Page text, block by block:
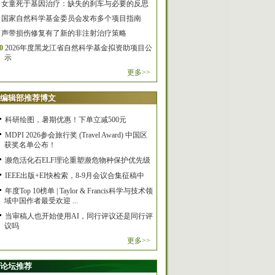
女童死于基因治疗：缺失的刹车与必要的反思
国家自然科学基金委员会发布多个项目指南
声带损伤修复有了新的非注射治疗策略
2026年度黑龙江省自然科学基金拟资助项目公
示
更多>>
编辑部推荐博文
科研绘图，暑期优惠！下单立减500元
MDPI 2026参会旅行奖 (Travel Award) 中国区
获奖名单公布！
濒危活化石ELF理论重塑濒危物种保护优先级
IEEE出版+EI快检索，8-9月会议合集征稿中
年度Top 10榜单 | Taylor & Francis科学与技术领
域中国作者最受欢迎 ...
当审稿人也开始使用AI，同行评议还是同行评
议吗
更多>>
论坛推荐